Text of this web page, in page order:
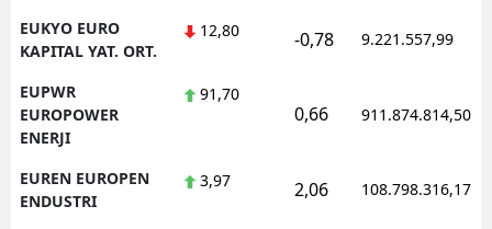
EUKYO EURO
KAPITAL YAT. ORT.
12,80 -0,78 9.221.557,99
EUPWR
EUROPOWER
ENERJI
91,70
0,66 911.874.814,50
EUREN EUROPEN
ENDUSTRI
3,97 2,06 108.798.316,17